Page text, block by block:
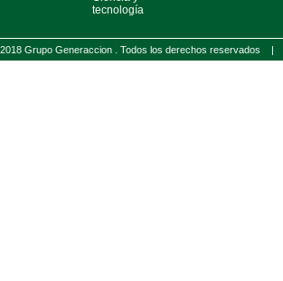
tecnología
2018 Grupo Generaccion . Todos los derechos reservados |